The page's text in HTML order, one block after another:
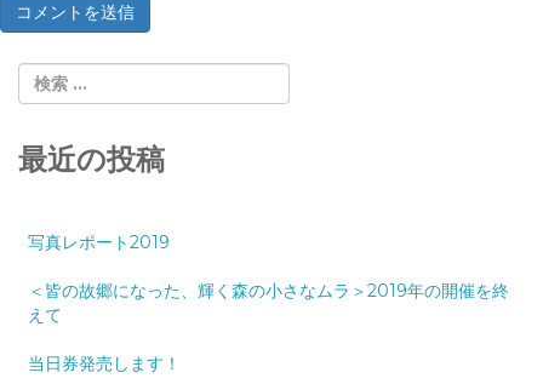
最近の投稿
写真レポート2019
＜皆の故郷になった、輝く森の小さなムラ＞2019年の開催を終
えて
当日券発売します！